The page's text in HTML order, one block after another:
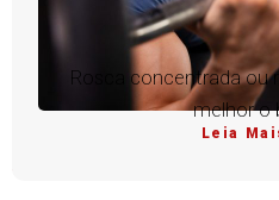
Rosca concentrada ou
melhor o
Leia